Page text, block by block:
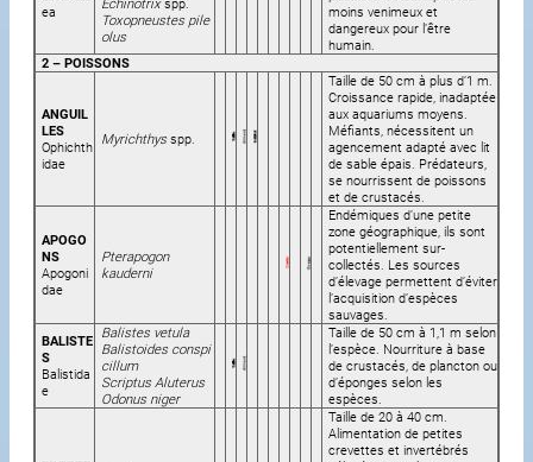
ea
Toxopneustes pile
olus
moins venimeux et
dangereux pour l’être
humain.
2 – POISSONS
ANGUIL
LES
Ophichth
idae
Myrichthysspp.
Taille de 50 cm à plus d’1 m.
Croissance rapide, inadaptée
aux aquariums moyens.
Méfiants, nécessitent un
agencement adapté avec lit
de sable épais. Prédateurs,
se nourrissent de poissons
et de crustacés.
APOGO
NS
Apogoni
dae
Pterapogon
kauderni
Endémiques d’une petite
zone géographique, ils sont
potentiellement sur-
collectés. Les sources
d’élevage permettent d’éviter
l’acquisition d’espèces
sauvages.
BALISTE
S
Balistida
e
Balistes vetula
Balistoides conspi
cillum
Scriptus Aluterus
Odonus niger
Taille de 50 cm à 1,1 m selon
l’espèce. Nourriture à base
de crustacés, de plancton ou
d’éponges selon les
espèces.
Taille de 20 à 40 cm.
Alimentation de petites
crevettes et invertébrés